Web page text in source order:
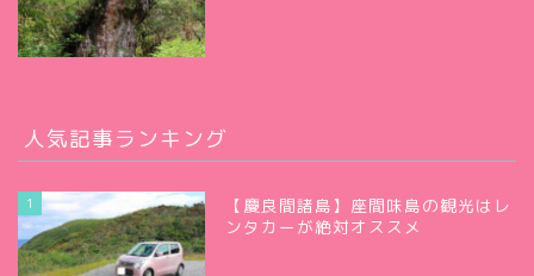
人気記事ランキング
1
【慶良間諸島】座間味島の観光はレ
ンタカーが絶対オススメ